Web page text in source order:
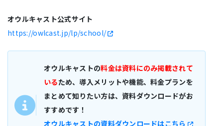
オウルキャスト公式サイト
https://owlcast.jp/lp/school/
オウルキャストの料金は資料にのみ掲載されて
いるため、導入メリットや機能、料金プランを
まとめて知りたい方は、資料ダウンロードがお
すすめです！
オウルキャストの資料ダウンロードはこちら